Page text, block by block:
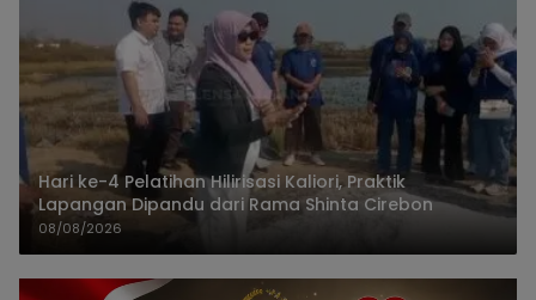
Hari ke-4 Pelatihan Hilirisasi Kaliori, Praktik
Lapangan Dipandu dari Rama Shinta Cirebon
08/08/2026